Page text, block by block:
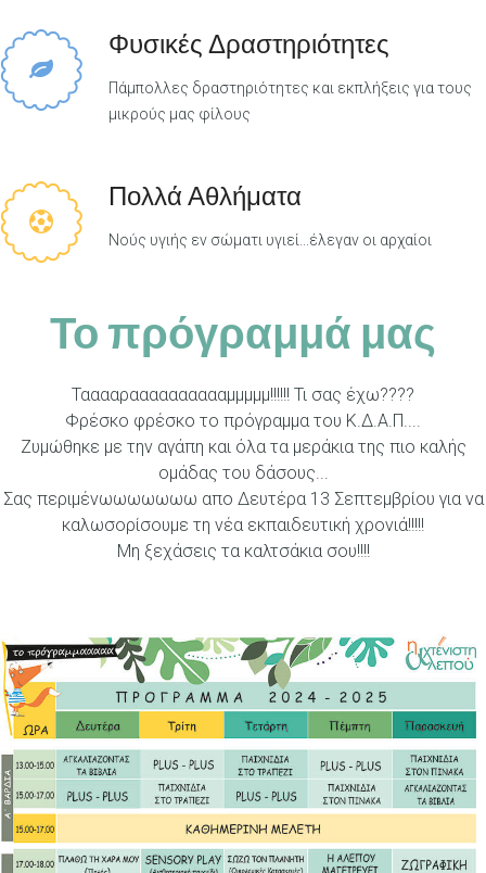
Φυσικές Δραστηριότητες
Πάμπολλες δραστηριότητες και εκπλήξεις για τους
μικρούς μας φίλους
Πολλά Αθλήματα
Νούς υγιής εν σώματι υγιεί...έλεγαν οι αρχαίοι
Το πρόγραμμά μας
Τααααρααααααααααμμμμμ!!!!!! Τι σας έχω????
Φρέσκο φρέσκο το πρόγραμμα του Κ.Δ.Α.Π....
Ζυμώθηκε με την αγάπη και όλα τα μεράκια της πιο καλής
ομάδας του δάσους...
Σας περιμένωωωωωωω απο Δευτέρα 13 Σεπτεμβρίου για να
καλωσορίσουμε τη νέα εκπαιδευτική χρονιά!!!!!
Μη ξεχάσεις τα καλτσάκια σου!!!!